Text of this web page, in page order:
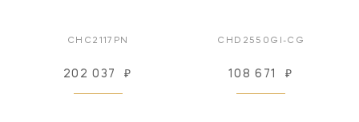
CHC2117PN
202 037 ₽
CHD2550GI-CG
108 671 ₽